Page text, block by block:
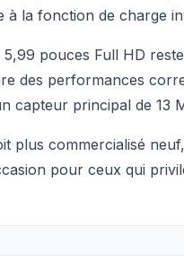
à la fonction de charge
pouces Full HD
des performances
capteur principal de 13
plus commercialisé
pour ceux qui